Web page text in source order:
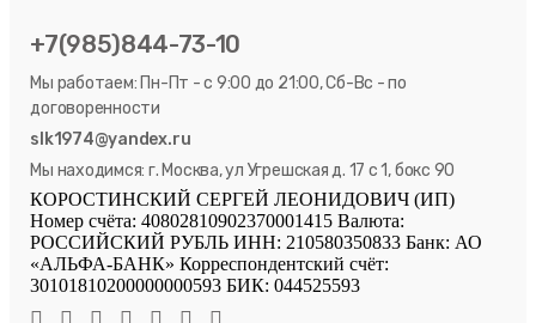
+7(985)844-73-10
Мы работаем: Пн-Пт - с 9:00 до 21:00, Сб-Вс - по
договоренности
slk1974@yandex.ru
Мы находимся: г. Москва, ул Угрешская д. 17 с 1, бокс 90
КОРОСТИНСКИЙ СЕРГЕЙ ЛЕОНИДОВИЧ (ИП)
Номер счёта: 40802810902370001415 Валюта:
РОССИЙСКИЙ РУБЛЬ ИНН: 210580350833 Банк: АО
«АЛЬФА-БАНК» Корреспондентский счёт:
30101810200000000593 БИК: 044525593